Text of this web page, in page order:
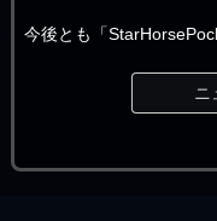
今後とも「
ニ